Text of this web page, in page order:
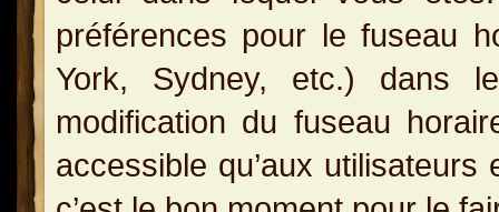
préférences pour le fuseau
York, Sydney, etc.) dans
modification du fuseau
accessible qu’aux